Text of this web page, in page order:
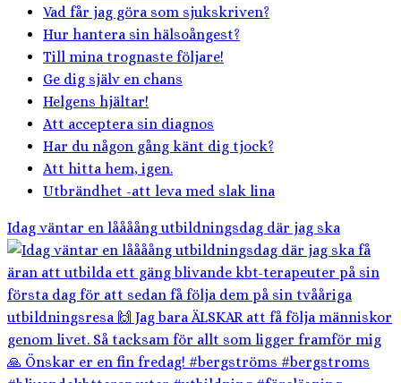
Vad får jag göra som sjukskriven?
Hur hantera sin hälsoångest?
Till mina trognaste följare!
Ge dig själv en chans
Helgens hjältar!
Att acceptera sin diagnos
Har du någon gång känt dig tjock?
Att hitta hem, igen.
Utbrändhet -att leva med slak lina
Idag väntar en låååång utbildningsdag där jag ska